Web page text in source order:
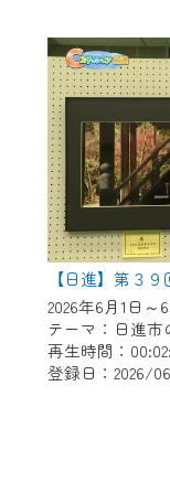
【日進】第３
2026年6月1日～
テーマ：日進市
再生時間：
登録日：2026/